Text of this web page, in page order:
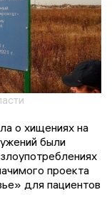
о хищениях на
были
проекта
для пациентов